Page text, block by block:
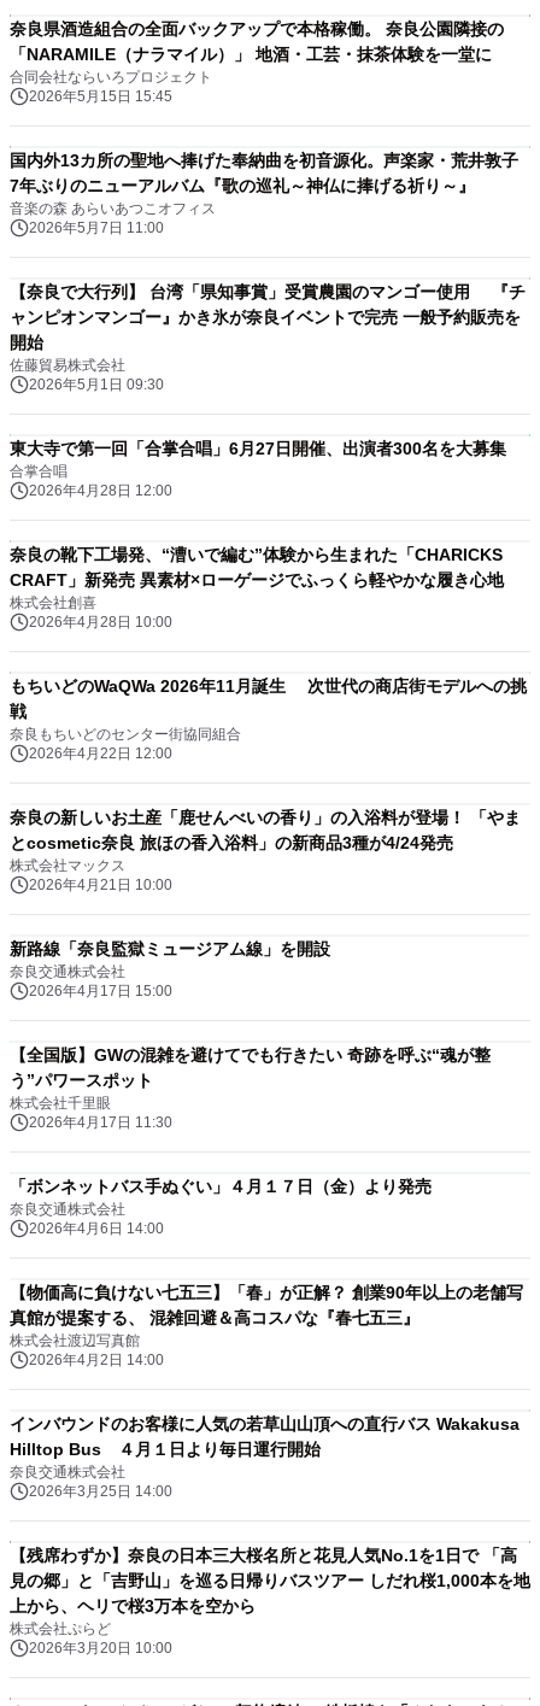
奈良県酒造組合の全面バックアップで本格稼働。 奈良公園隣接の
「NARAMILE（ナラマイル）」 地酒・工芸・抹茶体験を一堂に
合同会社ならいろプロジェクト
2026年5月15日 15:45
国内外13カ所の聖地へ捧げた奉納曲を初音源化。声楽家・荒井敦子
7年ぶりのニューアルバム『歌の巡礼～神仏に捧げる祈り～』
音楽の森 あらいあつこオフィス
2026年5月7日 11:00
【奈良で大行列】 台湾「県知事賞」受賞農園のマンゴー使用 『チ
ャンピオンマンゴー』かき氷が奈良イベントで完売 一般予約販売を
開始
佐藤貿易株式会社
2026年5月1日 09:30
東大寺で第一回「合掌合唱」6月27日開催、出演者300名を大募集
合掌合唱
2026年4月28日 12:00
奈良の靴下工場発、“漕いで編む”体験から生まれた「CHARICKS
CRAFT」新発売 異素材×ローゲージでふっくら軽やかな履き心地
株式会社創喜
2026年4月28日 10:00
もちいどのWaQWa 2026年11月誕生 次世代の商店街モデルへの挑
戦
奈良もちいどのセンター街協同組合
2026年4月22日 12:00
奈良の新しいお土産「鹿せんべいの香り」の入浴料が登場！ 「やま
とcosmetic奈良 旅ほの香入浴料」の新商品3種が4/24発売
株式会社マックス
2026年4月21日 10:00
新路線「奈良監獄ミュージアム線」を開設
奈良交通株式会社
2026年4月17日 15:00
【全国版】GWの混雑を避けてでも行きたい 奇跡を呼ぶ“魂が整
う”パワースポット
株式会社千里眼
2026年4月17日 11:30
「ボンネットバス手ぬぐい」４月１７日（金）より発売
奈良交通株式会社
2026年4月6日 14:00
【物価高に負けない七五三】「春」が正解？ 創業90年以上の老舗写
真館が提案する、 混雑回避＆高コスパな『春七五三』
株式会社渡辺写真館
2026年4月2日 14:00
インバウンドのお客様に人気の若草山山頂への直行バス Wakakusa
Hilltop Bus ４月１日より毎日運行開始
奈良交通株式会社
2026年3月25日 14:00
【残席わずか】奈良の日本三大桜名所と花見人気No.1を1日で 「高
見の郷」と「吉野山」を巡る日帰りバスツアー しだれ桜1,000本を地
上から、ヘリで桜3万本を空から
株式会社ぷらど
2026年3月20日 10:00